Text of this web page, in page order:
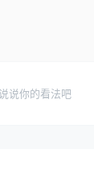
说你的看法吧